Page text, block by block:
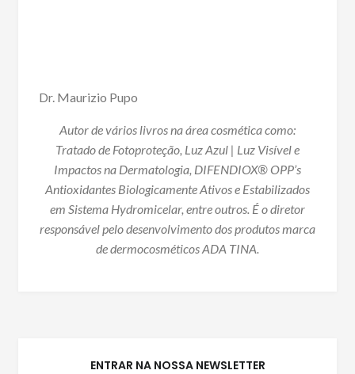
Dr. Maurizio Pupo
Autor de vários livros na área cosmética como:
Tratado de Fotoproteção, Luz Azul | Luz Visível e
Impactos na Dermatologia, DIFENDIOX® OPP’s
Antioxidantes Biologicamente Ativos e Estabilizados
em Sistema Hydromicelar, entre outros. É o diretor
responsável pelo desenvolvimento dos produtos marca
de dermocosméticos ADA TINA.
ENTRAR NA NOSSA NEWSLETTER